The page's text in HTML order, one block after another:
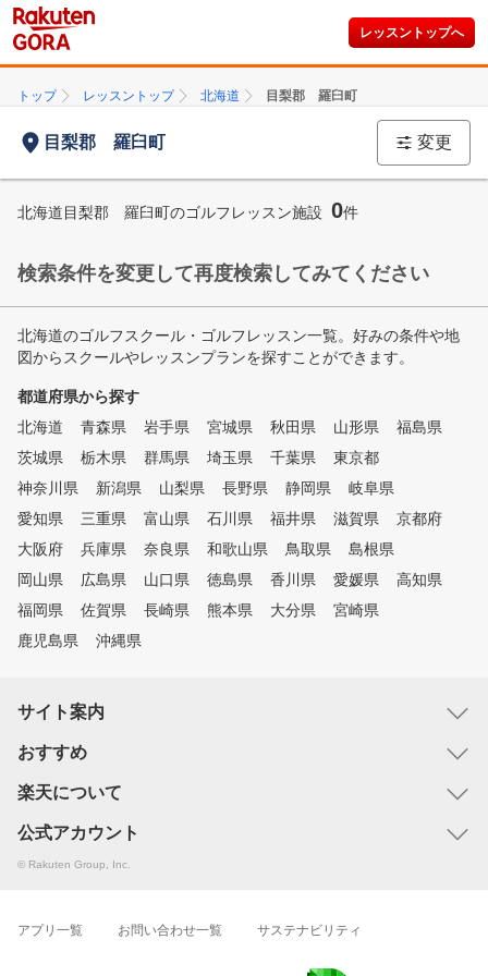
レッスントップへ
トップ レッスントップ 北海道 目梨郡 羅臼町
目梨郡 羅臼町 変更
北海道目梨郡 羅臼町のゴルフレッスン施設 0件
検索条件を変更して再度検索してみてください
北海道のゴルフスクール・ゴルフレッスン一覧。好みの条件や地
図からスクールやレッスンプランを探すことができます。
都道府県から探す
北海道
青森県 岩手県 宮城県 秋田県 山形県
福島県
茨城県
栃木県 群馬県 埼玉県 千葉県
東京都
神奈川県
新潟県 山梨県 長野県 静岡県
岐阜県
愛知県
三重県 富山県 石川県 福井県 滋賀県
京都府
大阪府
兵庫県 奈良県 和歌山県 鳥取県
島根県
岡山県
広島県 山口県 徳島県 香川県 愛媛県
高知県
福岡県
佐賀県 長崎県 熊本県 大分県
宮崎県
鹿児島県
沖縄県
サイト案内
おすすめ
楽天について
公式アカウント
© Rakuten Group, Inc.
アプリ一覧 お問い合わせ一覧 サステナビリティ